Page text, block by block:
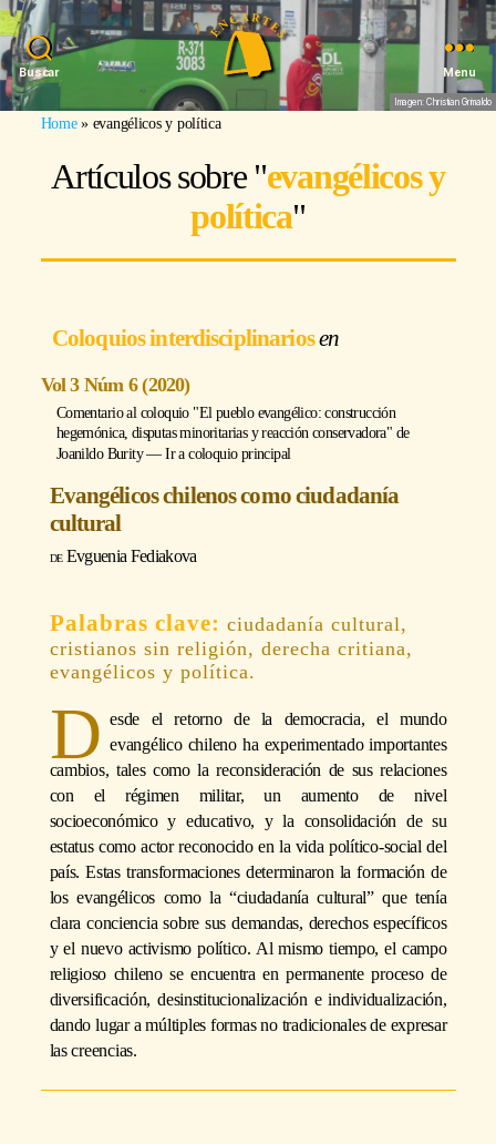
Buscar Menu
Imagen: Christian Grimaldo
Home» evangélicos y política
Artículos sobre "evangélicos y
política"
Coloquios interdisciplinarios
Vol 3 Núm 6 (2020)
Comentario al coloquio "El pueblo evangélico: construcción
hegemónica, disputas minoritarias y reacción conservadora" de
Joanildo Burity―Ir a coloquio principal
Evangélicos chilenos como ciudadanía
cultural
Evguenia Fediakova
ciudadanía cultural,
cristianos sin religión, derecha critiana,
evangélicos y política.
D esde el retorno de la democracia, el mundo
evangélico chileno ha experimentado importantes
cambios, tales como la reconsideración de sus relaciones
con el régimen militar, un aumento de nivel
socioeconómico y educativo, y la consolidación de su
estatus como actor reconocido en la vida político-social del
país. Estas transformaciones determinaron la formación de
los evangélicos como la “ciudadanía cultural” que tenía
clara conciencia sobre sus demandas, derechos específicos
y el nuevo activismo político. Al mismo tiempo, el campo
religioso chileno se encuentra en permanente proceso de
diversificación, desinstitucionalización e individualización,
dando lugar a múltiples formas no tradicionales de expresar
las creencias.